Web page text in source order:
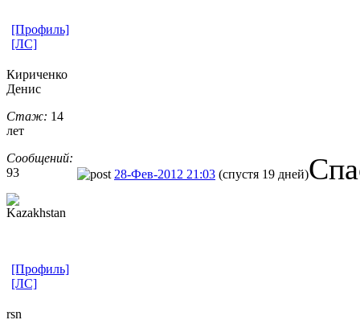
[Профиль]
[ЛС]
Кириченко
Денис
Стаж: 14
лет
Сообщений:
93
28-Фев-2012 21:03 (спустя 19 дней)
[Профиль]
[ЛС]
rsn